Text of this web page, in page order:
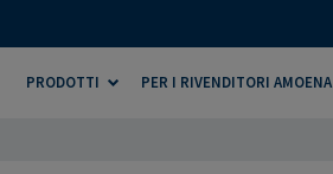
PRODOTTI PER I RIVENDITORI AMOENA